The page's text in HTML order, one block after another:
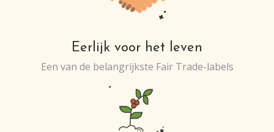
Eerlijk voor het leven
Een van de belangrijkste Fair Trade-labels